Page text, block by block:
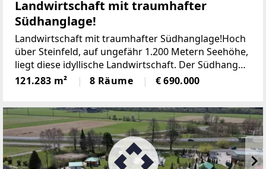
Landwirtschaft mit traumhafter
Südhanglage!
Landwirtschaft mit traumhafter Südhanglage!Hoch
über Steinfeld, auf ungefähr 1.200 Metern Seehöhe,
liegt diese idyllische Landwirtschaft. Der Südhang
bietet Ihnen unzählige Sonnenstunden und die
atemberaubende Aussicht reicht kilometerweit. Die
121.283 m² 8 Räume € 690.000